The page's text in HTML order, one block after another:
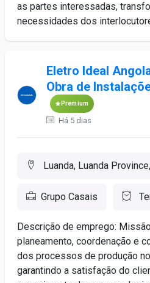
as partes interessadas,
necessidades dos
Eletro Ideal
Obra de
Premium
Há 5 dias
Luanda, Luanda
Grupo Casais
Descrição de emprego:
planeamento, coordenação e
dos processos de produção
garantindo a satisfação do